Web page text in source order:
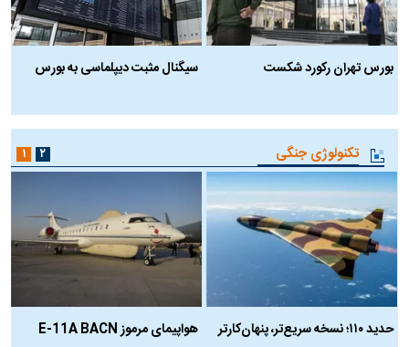
بورس تهران رکورد شکست
سیگنال مثبت دیپلماسی به بورس
تکنولوژی جنگی
حدید ۱۱۰؛ نسخه سریع‌تر، پنهان‌کارتر
هواپیمای مرموز E-11A BACN
۱ ۲